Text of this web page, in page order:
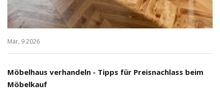
Mär, 9 2026
Möbelhaus verhandeln - Tipps für Preisnachlass beim
Möbelkauf